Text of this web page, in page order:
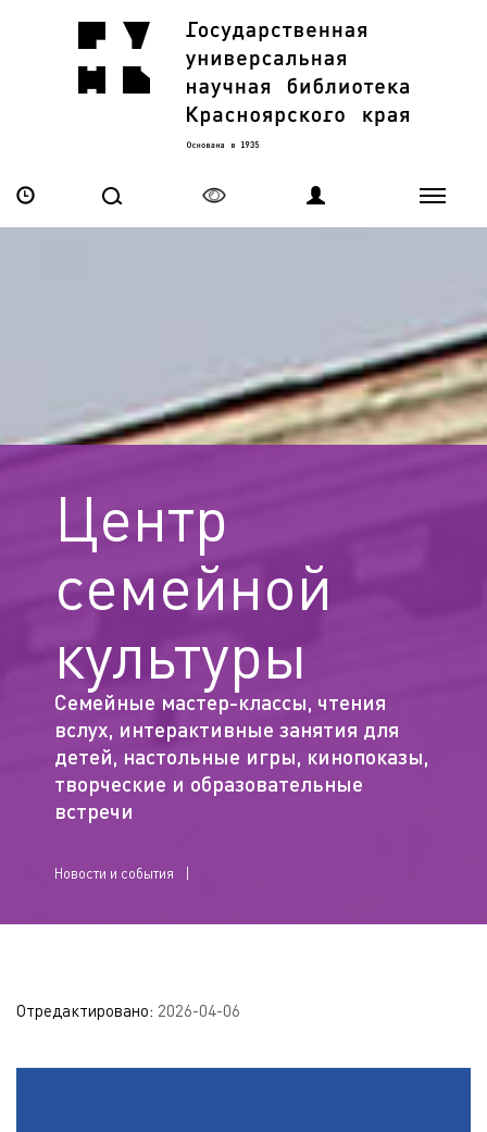
Центр
семейной
культуры
Семейные мастер-классы, чтения
вслух, интерактивные занятия для
детей, настольные игры, кинопоказы,
творческие и образовательные
встречи
Новости и события
Отредактировано: 2026-04-06